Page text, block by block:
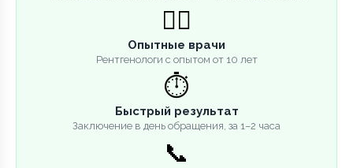
👨‍⚕️
Опытные врачи
Рентгенологи с опытом от 10 лет
⏱️
Быстрый результат
Заключение в день обращения, за 1–2 часа
📞